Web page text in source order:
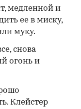
медленной и
ее в миску,
муку.
снова
огонь и
Клейстер